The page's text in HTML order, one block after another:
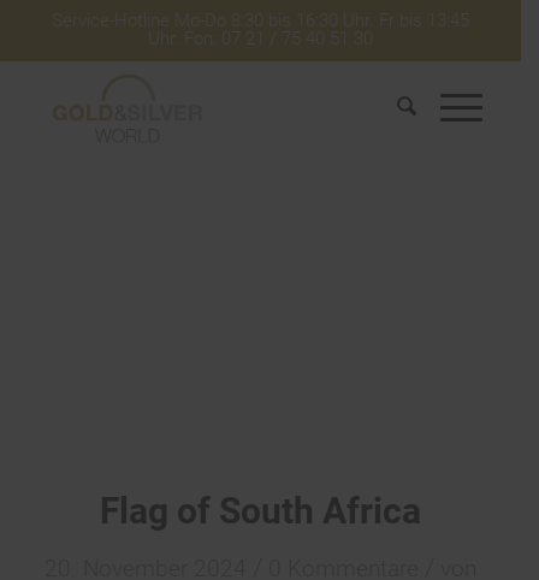
Service-Hotline Mo-Do 8:30 bis 16:30 Uhr. Fr bis 13:45
Uhr. Fon: 07 21 / 75 40 51 30
Flag of South Africa